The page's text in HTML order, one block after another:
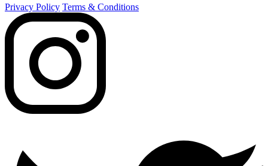
Privacy Policy Terms & Conditions